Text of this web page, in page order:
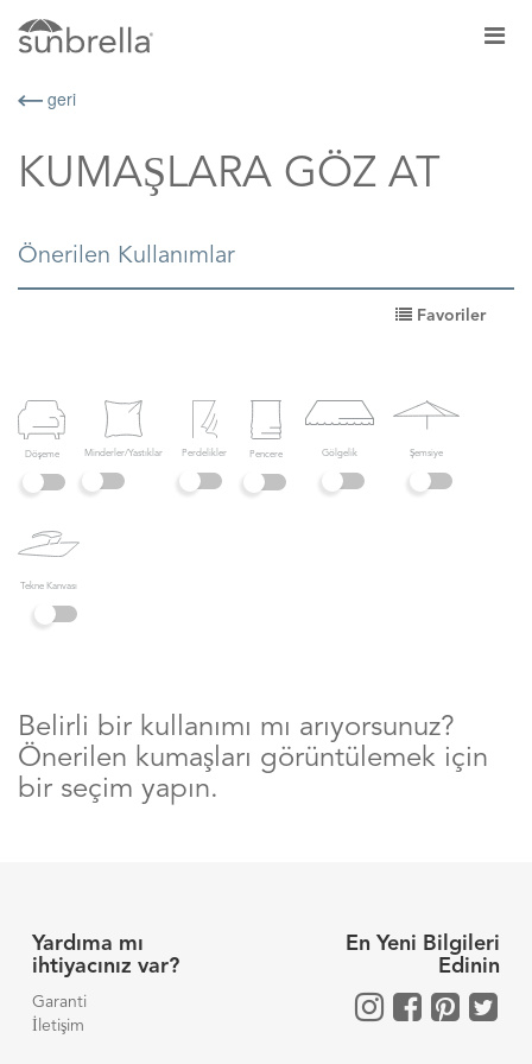
geri
KUMAŞLARA GÖZ AT
Önerilen Kullanımlar
Favoriler
Döşeme Minderler/Yastıklar Perdelikler Pencere Gölgelik Şemsiye
Tekne Kanvası
Belirli bir kullanımı mı arıyorsunuz?
Önerilen kumaşları görüntülemek için
bir seçim yapın.
Yardıma mı
ihtiyacınız var?
Garanti
İletişim
En Yeni Bilgileri
Edinin